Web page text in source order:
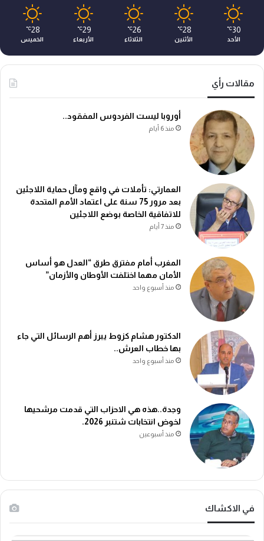
30
℃
الأحد
28
℃
الأثنين
26
℃
الثلاثاء
29
℃
الأربعاء
28
℃
الخميس
مقالات رأي
أوروبا ليست الفردوس المفقود..
منذ 6 أيام
العمارتي: تأملات في واقع ومآل حماية اللاجئين
بعد مرور 75 سنة على اعتماد الأمم المتحدة
للاتفاقية الخاصة بوضع اللاجئين
منذ 7 أيام
المغرب أمام مفترق طرق “العدل هو أساس
الأمان مهما اختلفت الأوطان والأزمان”
منذ أسبوع واحد
الدكتور هشام كزوط يبرز أهم الرسائل التي جاء
بها خطاب العرش..
منذ أسبوع واحد
وجدة..هذه هي الاحزاب التي قدمت مرشحيها
لخوض انتخابات شتنبر 2026.
منذ أسبوعين
في الاكشاك